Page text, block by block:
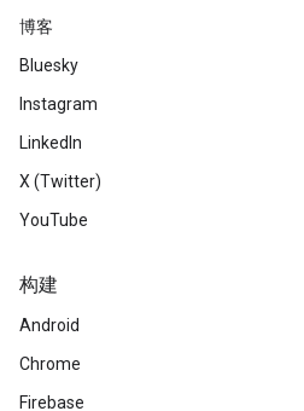
博客
Bluesky
Instagram
LinkedIn
X (Twitter)
YouTube
构建
Android
Chrome
Firebase